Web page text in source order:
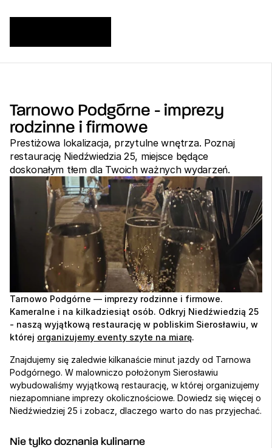
Tarnowo Podgórne - imprezy
rodzinne i firmowe
Prestiżowa lokalizacja, przytulne wnętrza. Poznaj
restaurację Niedźwiedzia 25, miejsce będące
doskonałym tłem dla Twoich ważnych wydarzeń.
Tarnowo Podgórne — imprezy rodzinne i firmowe.
Kameralne i na kilkadziesiąt osób. Odkryj Niedźwiedzią 25
- naszą wyjątkową restaurację w pobliskim Sierosławiu, w
której organizujemy eventy szyte na miarę.
Znajdujemy się zaledwie kilkanaście minut jazdy od Tarnowa
Podgórnego. W malowniczo położonym Sierosławiu
wybudowaliśmy wyjątkową restaurację, w której organizujemy
niezapomniane imprezy okolicznościowe. Dowiedz się więcej o
Nie tylko doznania kulinarne